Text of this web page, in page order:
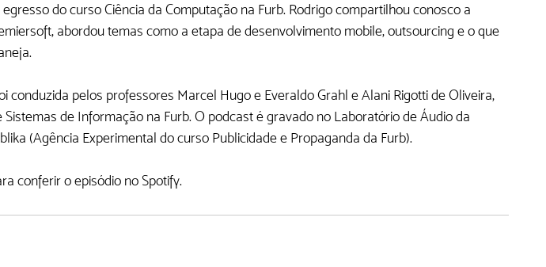
do curso Ciência da Computação na Furb. Rodrigo compartilhou conosco a
abordou temas como a etapa de desenvolvimento mobile, outsourcing e o que
conduzida pelos professores Marcel Hugo e Everaldo Grahl e Alani Rigotti de Oliveira,
Sistemas de Informação na Furb. O podcast é gravado no Laboratório de Áudio da
(Agência Experimental do curso Publicidade e Propaganda da Furb).
conferir o episódio no Spotify.